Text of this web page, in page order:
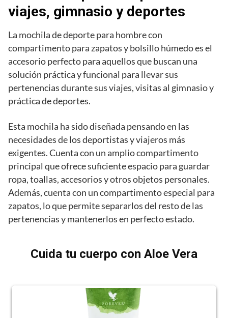
viajes, gimnasio y deportes
La mochila de deporte para hombre con
compartimento para zapatos y bolsillo húmedo es el
accesorio perfecto para aquellos que buscan una
solución práctica y funcional para llevar sus
pertenencias durante sus viajes, visitas al gimnasio y
práctica de deportes.
Esta mochila ha sido diseñada pensando en las
necesidades de los deportistas y viajeros más
exigentes. Cuenta con un amplio compartimento
principal que ofrece suficiente espacio para guardar
ropa, toallas, accesorios y otros objetos personales.
Además, cuenta con un compartimento especial para
zapatos, lo que permite separarlos del resto de las
pertenencias y mantenerlos en perfecto estado.
Cuida tu cuerpo con Aloe Vera